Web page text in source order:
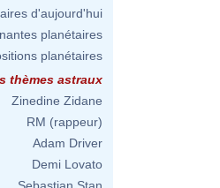
d'aujourd'hui
planétaires
planétaires
thèmes astraux
Zinedine Zidane
RM (rappeur)
Adam Driver
Demi Lovato